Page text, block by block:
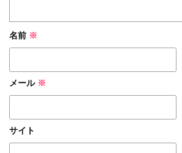
名前 ※
メール ※
サイト